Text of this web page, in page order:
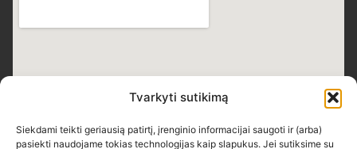
Tvarkyti sutikimą
Siekdami teikti geriausią patirtį, įrenginio informacijai saugoti ir (arba)
pasiekti naudojame tokias technologijas kaip slapukus. Jei sutiksime su